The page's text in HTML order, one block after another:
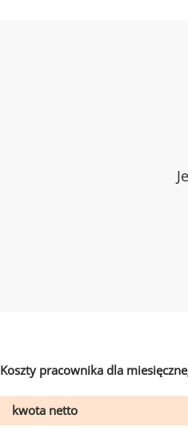
Koszty pracownika dla
kwota netto